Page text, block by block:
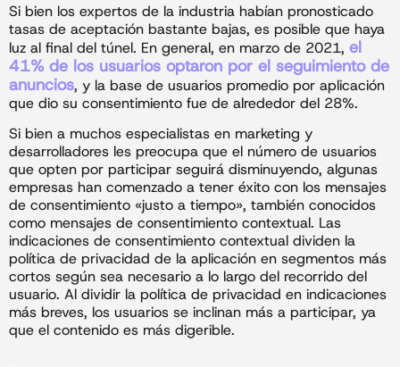
Si bien los expertos de la industria habían pronosticado
tasas de aceptación bastante bajas, es posible que haya
luz al final del túnel. En general, en marzo de 2021, el
41% de los usuarios optaron por el seguimiento de
anuncios, y la base de usuarios promedio por aplicación
que dio su consentimiento fue de alrededor del 28%.
Si bien a muchos especialistas en marketing y
desarrolladores les preocupa que el número de usuarios
que opten por participar seguirá disminuyendo, algunas
empresas han comenzado a tener éxito con los mensajes
de consentimiento «justo a tiempo», también conocidos
como mensajes de consentimiento contextual. Las
indicaciones de consentimiento contextual dividen la
política de privacidad de la aplicación en segmentos más
cortos según sea necesario a lo largo del recorrido del
usuario. Al dividir la política de privacidad en indicaciones
más breves, los usuarios se inclinan más a participar, ya
que el contenido es más digerible.